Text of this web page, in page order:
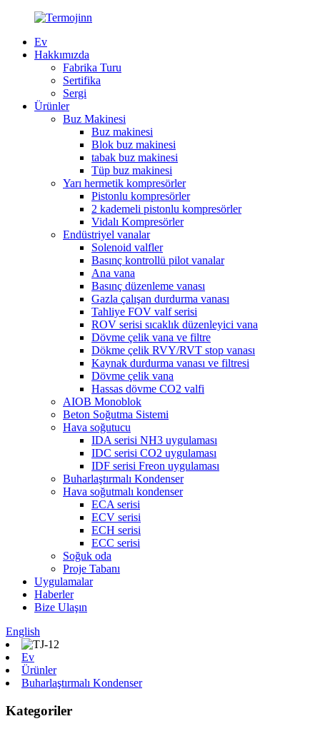
Ev
Hakkımızda
Fabrika Turu
Sertifika
Sergi
Ürünler
Buz Makinesi
Buz makinesi
Blok buz makinesi
tabak buz makinesi
Tüp buz makinesi
Yarı hermetik kompresörler
Pistonlu kompresörler
2 kademeli pistonlu kompresörler
Vidalı Kompresörler
Endüstriyel vanalar
Solenoid valfler
Basınç kontrollü pilot vanalar
Ana vana
Basınç düzenleme vanası
Gazla çalışan durdurma vanası
Tahliye FOV valf serisi
ROV serisi sıcaklık düzenleyici vana
Dövme çelik vana ve filtre
Dökme çelik RVY/RVT stop vanası
Kaynak durdurma vanası ve filtresi
Dövme çelik vana
Hassas dövme CO2 valfi
AIOB Monoblok
Beton Soğutma Sistemi
Hava soğutucu
IDA serisi NH3 uygulaması
IDC serisi CO2 uygulaması
IDF serisi Freon uygulaması
Buharlaştırmalı Kondenser
Hava soğutmalı kondenser
ECA serisi
ECV serisi
ECH serisi
ECC serisi
Soğuk oda
Proje Tabanı
Uygulamalar
Haberler
Bize Ulaşın
English
Ev
Ürünler
Buharlaştırmalı Kondenser
Kategoriler